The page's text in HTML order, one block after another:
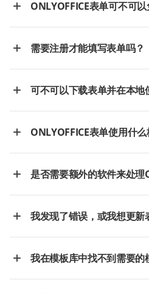
ONLYOFFICE表单可不可
需要注册才能填写表单吗？
可不可以下载表单并在本地
ONLYOFFICE表单使用什么
是否需要额外的软件来处理
我发现了错误，或我想更
我在模板库中找不到需要的